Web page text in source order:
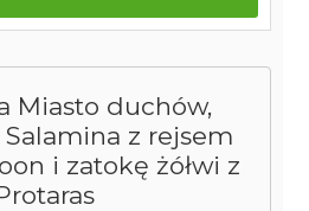
Miasto duchów,
z rejsem
i zatokę żółwi z